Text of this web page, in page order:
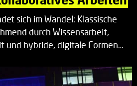
sich im Wandel: Klassische
durch Wissensarbeit,
und hybride, digitale Formen…